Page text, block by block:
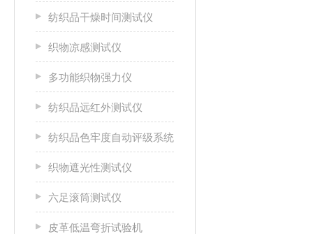
纺织品干燥时间测试仪
织物凉感测试仪
多功能织物强力仪
纺织品远红外测试仪
纺织品色牢度自动评级系统
织物遮光性测试仪
六足滚筒测试仪
皮革低温弯折试验机